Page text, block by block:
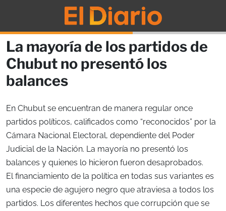
La mayoría de los partidos de
Chubut no presentó los
balances
En Chubut se encuentran de manera regular once
partidos políticos, calificados como “reconocidos” por la
Cámara Nacional Electoral, dependiente del Poder
Judicial de la Nación. La mayoría no presentó los
balances y quienes lo hicieron fueron desaprobados.
El financiamiento de la política en todas sus variantes es
una especie de agujero negro que atraviesa a todos los
partidos. Los diferentes hechos que corrupción que se